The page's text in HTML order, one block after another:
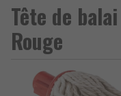
Tête de
Rouge